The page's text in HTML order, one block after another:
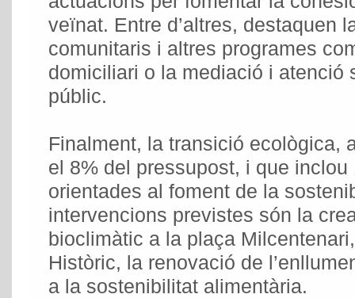
veïnat. Entre d’altres, destaquen
comunitaris i altres programes
domiciliari o la mediació i atenció
públic.
Finalment, la transició ecològica,
el 8% del pressupost, i que
orientades al foment de la
intervencions previstes són la
bioclimàtic a la plaça
Històric, la renovació de
a la sostenibilitat alimentària.